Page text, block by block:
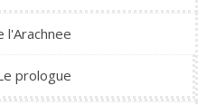
l'Arachnee
prologue